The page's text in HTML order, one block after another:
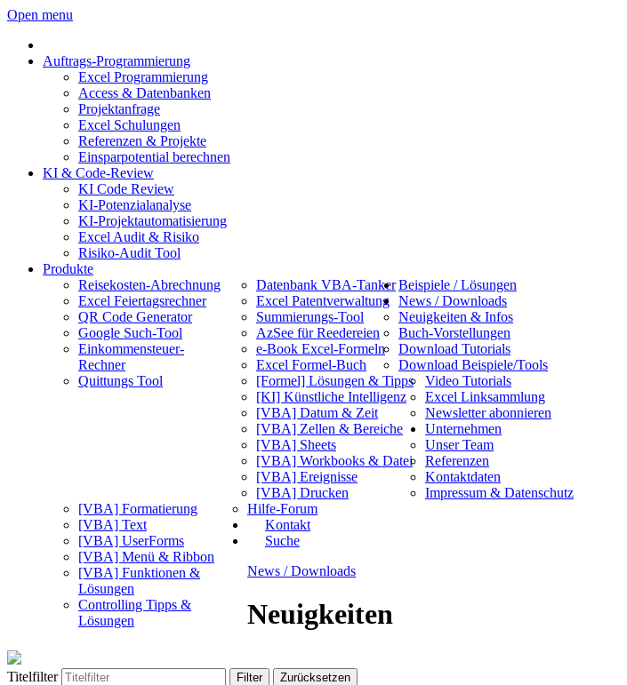
Open menu
Auftrags-Programmierung
Excel Programmierung
Access & Datenbanken
Projektanfrage
Excel Schulungen
Referenzen & Projekte
Einsparpotential berechnen
KI & Code-Review
KI Code Review
KI-Potenzialanalyse
KI-Projektautomatisierung
Excel Audit & Risiko
Risiko-Audit Tool
Produkte
Reisekosten-Abrechnung
Excel Feiertagsrechner
QR Code Generator
Google Such-Tool
Einkommensteuer-
Rechner
Quittungs Tool
Datenbank VBA-Tanker
Excel Patentverwaltung
Summierungs-Tool
AzSee für Reedereien
e-Book Excel-Formeln
Excel Formel-Buch
Beispiele / Lösungen
[Formel] Lösungen & Tipps
[KI] Künstliche Intelligenz
[VBA] Datum & Zeit
[VBA] Zellen & Bereiche
[VBA] Sheets
[VBA] Workbooks & Datei
[VBA] Ereignisse
[VBA] Drucken
[VBA] Formatierung
[VBA] Text
[VBA] UserForms
[VBA] Menü & Ribbon
[VBA] Funktionen &
Lösungen
Controlling Tipps &
Lösungen
News / Downloads
Neuigkeiten & Infos
Buch-Vorstellungen
Download Tutorials
Download Beispiele/Tools
Video Tutorials
Excel Linksammlung
Newsletter abonnieren
Unternehmen
Unser Team
Referenzen
Kontaktdaten
Impressum & Datenschutz
Hilfe-Forum
Kontakt
Suche
News / Downloads
Neuigkeiten
Titelfilter Filter Zurücksetzen